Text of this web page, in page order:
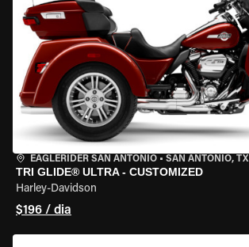
EAGLERIDER SAN ANTONIO • SAN ANTONIO, TX
TRI GLIDE® ULTRA - CUSTOMIZED
Harley-Davidson
$196 / dia